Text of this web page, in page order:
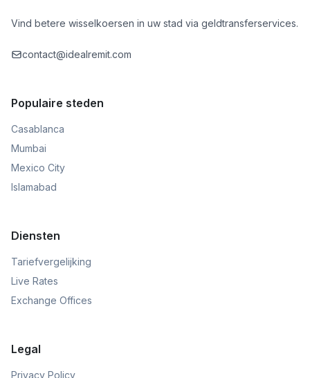
Vind betere wisselkoersen in uw stad via geldtransferservices.
contact@idealremit.com
Populaire steden
Casablanca
Mumbai
Mexico City
Islamabad
Diensten
Tariefvergelijking
Live Rates
Exchange Offices
Legal
Privacy Policy